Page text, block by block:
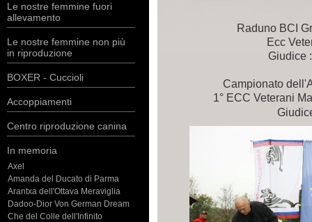
Le nostre femmine fuori
allevamento
Le nostre femmine non più
in riproduzione
BOXER - Cuccioli
Accoppiamenti
Centro riproduzione canina
In memoria
Axel
Amanda del Ducato di Parma
Arantxa dell'Ottava Meraviglia
Dadoo-Dior Von German Dream
Che del Colle dell'Infinito
Raduno BCI
Ecc
Giudice
Campionato
1° ECC Veterani